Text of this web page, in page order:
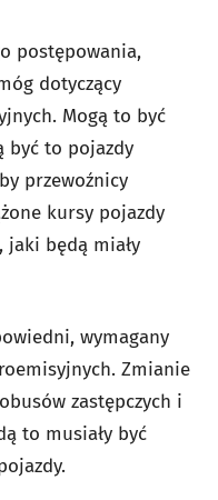
postępowania,
dotyczący
Mogą to być
być to pojazdy
przewoźnicy
kursy pojazdy
będą miały
wymagany
Zmianie
zastępczych i
to musiały być